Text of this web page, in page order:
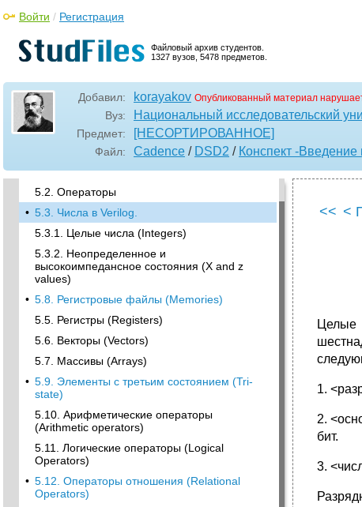
Файловый архив студентов.
1327 вузов, 5478 предметов.
Войти / Регистрация
Добавил: korayakov Опубликованный материал
Вуз: Национальный исследовательский
Предмет: [НЕСОРТИРОВАННОЕ]
Файл: Cadence / DSD2 / Конспект -
• Глава 5. Язык описания аппаратуры Verilog
5.1.Общие сведения
5.2. Операторы
• 5.3. Числа в Verilog.
5.3.1. Целые числа (Integers)
5.3.2. Неопределенное и
высокоимпедансное состояния (X and z
values)
• 5.8. Регистровые файлы (Memories)
5.5. Регистры (Registers)
5.6. Векторы (Vectors)
5.7. Массивы (Arrays)
• 5.9. Элементы с третьим состоянием (Tri-
state)
5.10. Арифметические операторы
(Arithmetic operators)
5.11. Логические операторы (Logical
Operators)
• 5.12. Операторы отношения (Relational
Operators)
<< <
1.
2.
бит.
3.